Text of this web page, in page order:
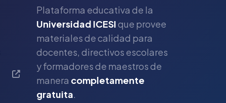
Plataforma educativa de la
Universidad ICESIque provee
materiales de calidad para
docentes, directivos escolares
y formadores de maestros de
manera completamente
gratuita.